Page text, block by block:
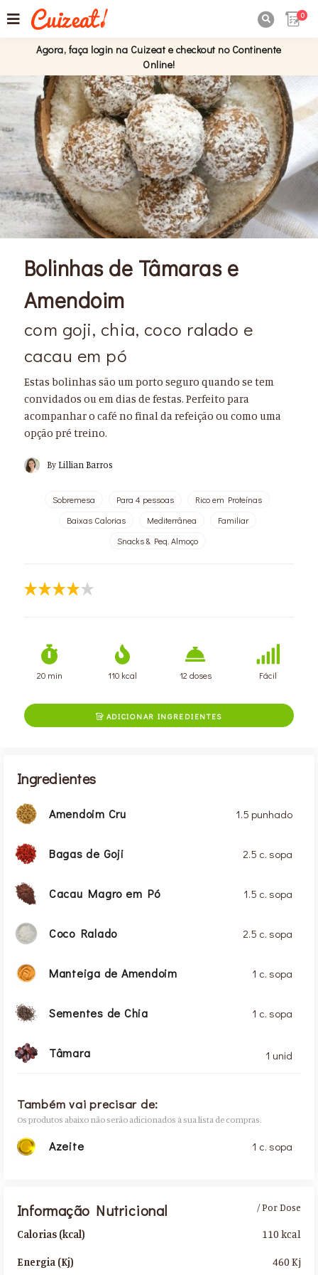
0
Agora, faça login na Cuizeat e checkout no Continente
Online!
Bolinhas de Tâmaras e
Amendoim
com goji, chia, coco ralado e
cacau em pó
Estas bolinhas são um porto seguro quando se tem
convidados ou em dias de festas. Perfeito para
acompanhar o café no final da refeição ou como uma
opção pré treino.
By Lillian Barros
Sobremesa Para 4 pessoas
Rico em Proteínas
Baixas Calorias
Mediterrânea
Familiar
Snacks & Peq. Almoço
20 min 110 kcal 12 doses Fácil
ADICIONAR INGREDIENTES
Ingredientes
Amendoim Cru 1.5 punhado
Bagas de Goji 2.5 c. sopa
Cacau Magro em Pó 1.5 c. sopa
Coco Ralado 2.5 c. sopa
Manteiga de Amendoim 1 c. sopa
Sementes de Chia 1 c. sopa
Tâmara 1 unid
Também vai precisar de:
Os produtos abaixo não serão adicionados à sua lista de compras.
Azeite 1 c. sopa
Informação Nutricional
Calorias (kcal)
Energia (Kj)
/ Por Dose
110 kcal
460 Kj